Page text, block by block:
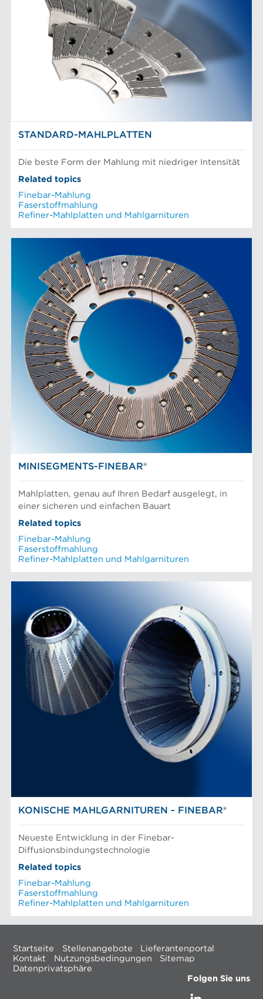
STANDARD-MAHLPLATTEN
Die beste Form der Mahlung mit niedriger Intensität
Related topics
Finebar-Mahlung
Faserstoffmahlung
Refiner-Mahlplatten und Mahlgarnituren
MINISEGMENTS-FINEBAR®
Mahlplatten, genau auf Ihren Bedarf ausgelegt, in
einer sicheren und einfachen Bauart
Related topics
Finebar-Mahlung
Faserstoffmahlung
Refiner-Mahlplatten und Mahlgarnituren
KONISCHE MAHLGARNITUREN - FINEBAR®
Neueste Entwicklung in der Finebar-
Diffusionsbindungstechnologie
Related topics
Finebar-Mahlung
Faserstoffmahlung
Refiner-Mahlplatten und Mahlgarnituren
Startseite Stellenangebote
Lieferantenportal
Kontakt
Nutzungsbedingungen
Sitemap
Datenprivatsphäre
Folgen Sie uns